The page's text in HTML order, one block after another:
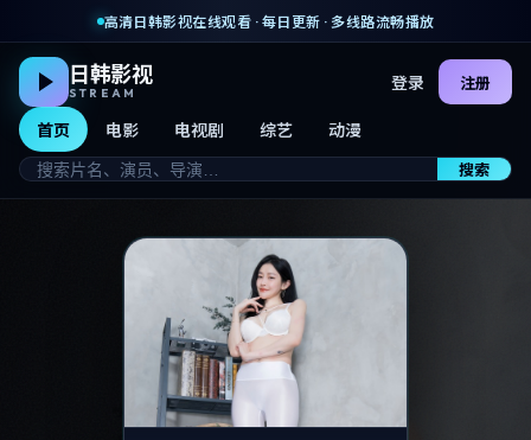
高清日韩影视在线观看 · 每日更新 · 多线路流畅播放
日韩影视
STREAM 登录 注册
首页 电影 电视剧 综艺 动漫
搜索